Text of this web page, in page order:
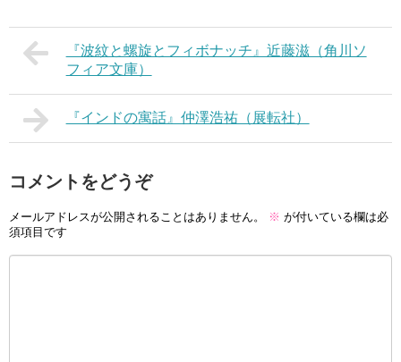
『波紋と螺旋とフィボナッチ』近藤滋（角川ソ
フィア文庫）
『インドの寓話』仲澤浩祐（展転社）
コメントをどうぞ
メールアドレスが公開されることはありません。 ※ が付いている欄は必
須項目です